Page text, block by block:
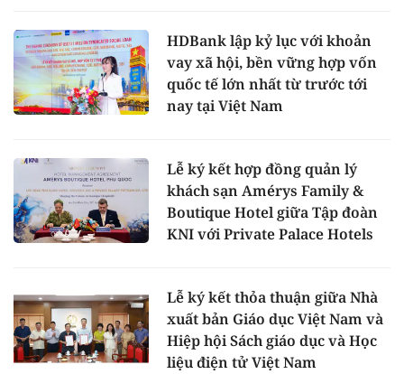
HDBank lập kỷ lục với khoản
vay xã hội, bền vững hợp vốn
quốc tế lớn nhất từ trước tới
nay tại Việt Nam
Lễ ký kết hợp đồng quản lý
khách sạn Amérys Family &
Boutique Hotel giữa Tập đoàn
KNI với Private Palace Hotels
Lễ ký kết thỏa thuận giữa Nhà
xuất bản Giáo dục Việt Nam và
Hiệp hội Sách giáo dục và Học
liệu điện tử Việt Nam